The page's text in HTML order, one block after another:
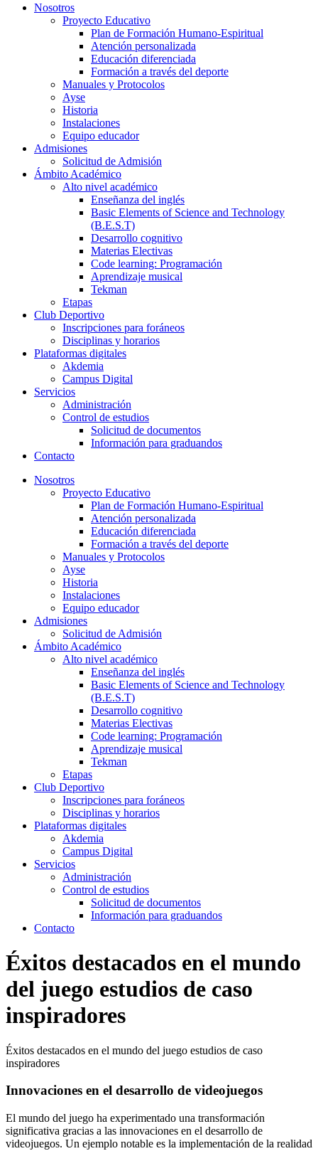
Nosotros
Proyecto Educativo
Plan de Formación Humano-Espiritual
Atención personalizada
Educación diferenciada
Formación a través del deporte
Manuales y Protocolos
Ayse
Historia
Instalaciones
Equipo educador
Admisiones
Solicitud de Admisión
Ámbito Académico
Alto nivel académico
Enseñanza del inglés
Basic Elements of Science and Technology
(B.E.S.T)
Desarrollo cognitivo
Materias Electivas
Code learning: Programación
Aprendizaje musical
Tekman
Etapas
Club Deportivo
Inscripciones para foráneos
Disciplinas y horarios
Plataformas digitales
Akdemia
Campus Digital
Servicios
Administración
Control de estudios
Solicitud de documentos
Información para graduandos
Contacto
Nosotros
Proyecto Educativo
Plan de Formación Humano-Espiritual
Atención personalizada
Educación diferenciada
Formación a través del deporte
Manuales y Protocolos
Ayse
Historia
Instalaciones
Equipo educador
Admisiones
Solicitud de Admisión
Ámbito Académico
Alto nivel académico
Enseñanza del inglés
Basic Elements of Science and Technology
(B.E.S.T)
Desarrollo cognitivo
Materias Electivas
Code learning: Programación
Aprendizaje musical
Tekman
Etapas
Club Deportivo
Inscripciones para foráneos
Disciplinas y horarios
Plataformas digitales
Akdemia
Campus Digital
Servicios
Administración
Control de estudios
Solicitud de documentos
Información para graduandos
Contacto
Éxitos destacados en el mundo
del juego estudios de caso
inspiradores
Éxitos destacados en el mundo del juego estudios de caso
inspiradores
Innovaciones en el desarrollo de videojuegos
El mundo del juego ha experimentado una transformación
significativa gracias a las innovaciones en el desarrollo de
videojuegos. Un ejemplo notable es la implementación de la realidad